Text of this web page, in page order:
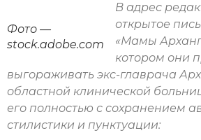
Фото —
stock.adobe.com
В адрес
открытое
«Мамы
котором они
выгораживать экс-главрача
областной клинической
его полностью с сохранением
стилистики и пунктуации: